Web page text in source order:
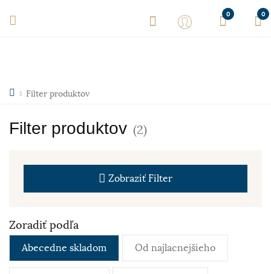
0 0
Filter produktov
Filter produktov (2)
Zobraziť Filter
Zoradiť podľa
Abecedne skladom Od najlacnejšieho